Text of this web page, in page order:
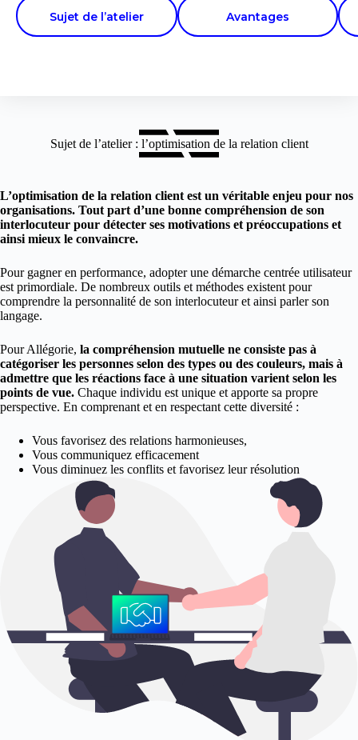
Sujet de l’atelier Avantages
Sujet de l’atelier : l’optimisation de la relation client
L’optimisation de la relation client est un véritable enjeu pour nos
organisations. Tout part d’une bonne compréhension de son
interlocuteur pour détecter ses motivations et préoccupations et
ainsi mieux le convaincre.
Pour gagner en performance, adopter une démarche centrée utilisateur
est primordiale. De nombreux outils et méthodes existent pour
comprendre la personnalité de son interlocuteur et ainsi parler son
langage.
Pour Allégorie, la compréhension mutuelle ne consiste pas à
catégoriser les personnes selon des types ou des couleurs, mais à
admettre que les réactions face à une situation varient selon les
points de vue. Chaque individu est unique et apporte sa propre
perspective. En comprenant et en respectant cette diversité :
Vous favorisez des relations harmonieuses,
Vous communiquez efficacement
Vous diminuez les conflits et favorisez leur résolution